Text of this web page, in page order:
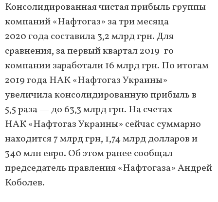
Консолидированная чистая прибыль группы
компаний «Нафтогаз» за три месяца
2020 года составила 3,2 млрд грн. Для
сравнения, за первый квартал 2019-го
компании заработали 16 млрд грн. По итогам
2019 года НАК «Нафтогаз Украины»
увеличила консолидированную прибыль в
5,5 раза — до 63,3 млрд грн. На счетах
НАК «Нафтогаз Украины» сейчас суммарно
находится 7 млрд грн, 1,74 млрд долларов и
340 млн евро. Об этом ранее сообщал
председатель правления «Нафтогаза» Андрей
Коболев.